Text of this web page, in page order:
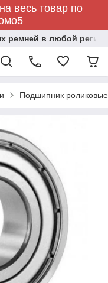
весь товар по
ремней в любой регион
Подшипник